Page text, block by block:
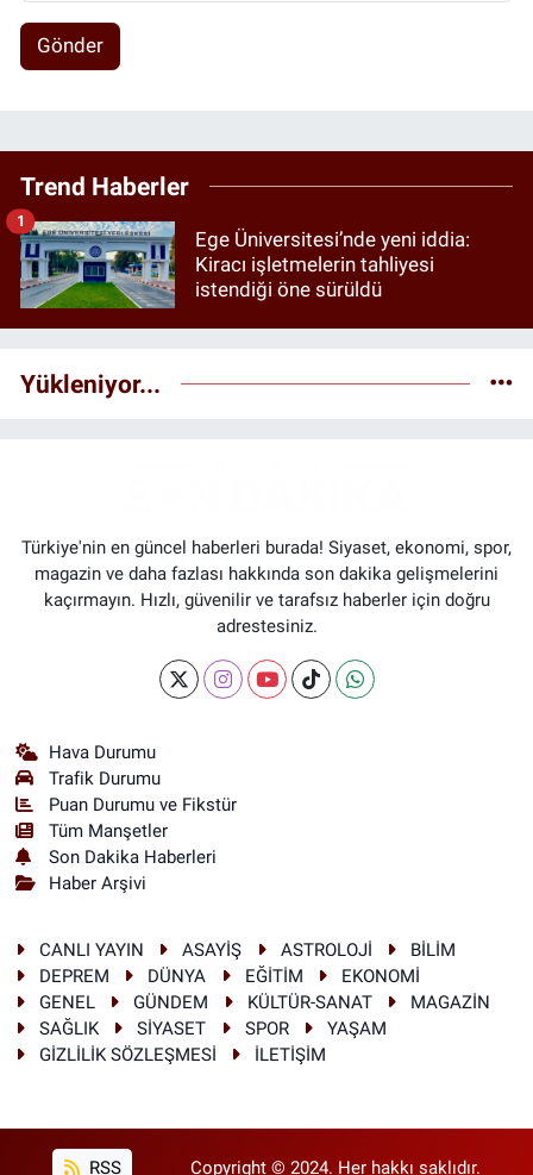
Gönder
Trend Haberler
Ege Üniversitesi’nde yeni iddia:
Kiracı işletmelerin tahliyesi
istendiği öne sürüldü
1
Yükleniyor...
Türkiye'nin en güncel haberleri burada! Siyaset, ekonomi, spor,
magazin ve daha fazlası hakkında son dakika gelişmelerini
kaçırmayın. Hızlı, güvenilir ve tarafsız haberler için doğru
adrestesiniz.
Hava Durumu
Trafik Durumu
Puan Durumu ve Fikstür
Tüm Manşetler
Son Dakika Haberleri
Haber Arşivi
CANLI YAYIN ASAYİŞ ASTROLOJİ
BİLİM
DEPREM
DÜNYA EĞİTİM
EKONOMİ
GENEL
GÜNDEM KÜLTÜR-SANAT
MAGAZİN
SAĞLIK
SİYASET SPOR
YAŞAM
GİZLİLİK SÖZLEŞMESİ
İLETİŞİM
RSS Copyright © 2024. Her hakkı saklıdır.